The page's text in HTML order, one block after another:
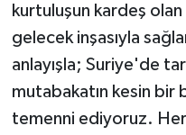
kurtuluşun kardeş
gelecek inşasıyla
anlayışla; Suriye'de
mutabakatın kesin bir
temenni ediyoruz.